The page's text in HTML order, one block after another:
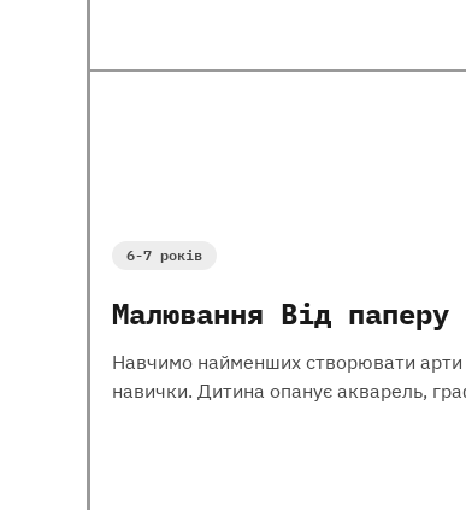
6-7 років
Малювання Від паперу
Навчимо найменших створювати арти
навички. Дитина опанує акварель,